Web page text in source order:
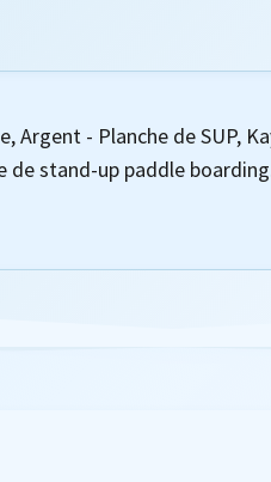
- Planche de SUP,
de stand-up paddle